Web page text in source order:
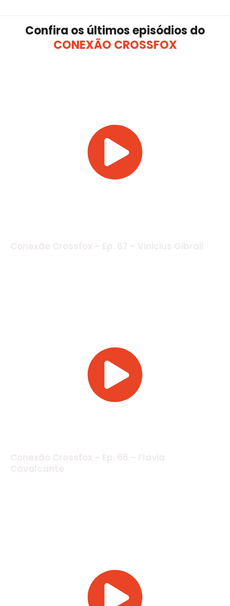
Confira os últimos episódios do
CONEXÃO CROSSFOX